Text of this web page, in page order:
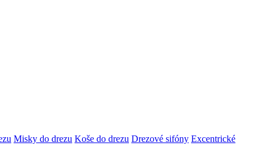
Misky do drezu Koše do drezu Drezové sifóny Excentrické